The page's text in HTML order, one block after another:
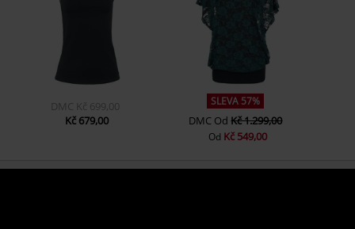
DMC Kč 699,00
Kč 679,00
SLEVA 57%
DMC OdKč 1.299,00
Od Kč 549,00